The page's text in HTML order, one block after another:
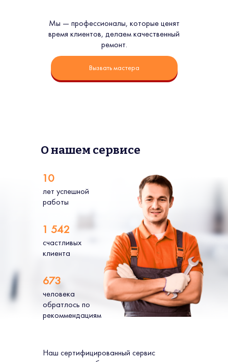
Мы — профессионалы, которые ценят
время клиентов, делаем качественный
ремонт.
Вызвать мастера
О нашем сервисе
Наш сертифицированный сервис
лет успешной
работы
10
счастливых
клиента
1 542
человека
обратлось по
рекоммендациям
673